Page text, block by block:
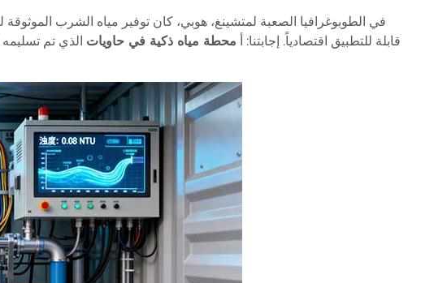
قابلة للتطبيق اقتصادياً. إجابتنا: أ محطة مياه ذكية في حاويات الذي تم تسليمه